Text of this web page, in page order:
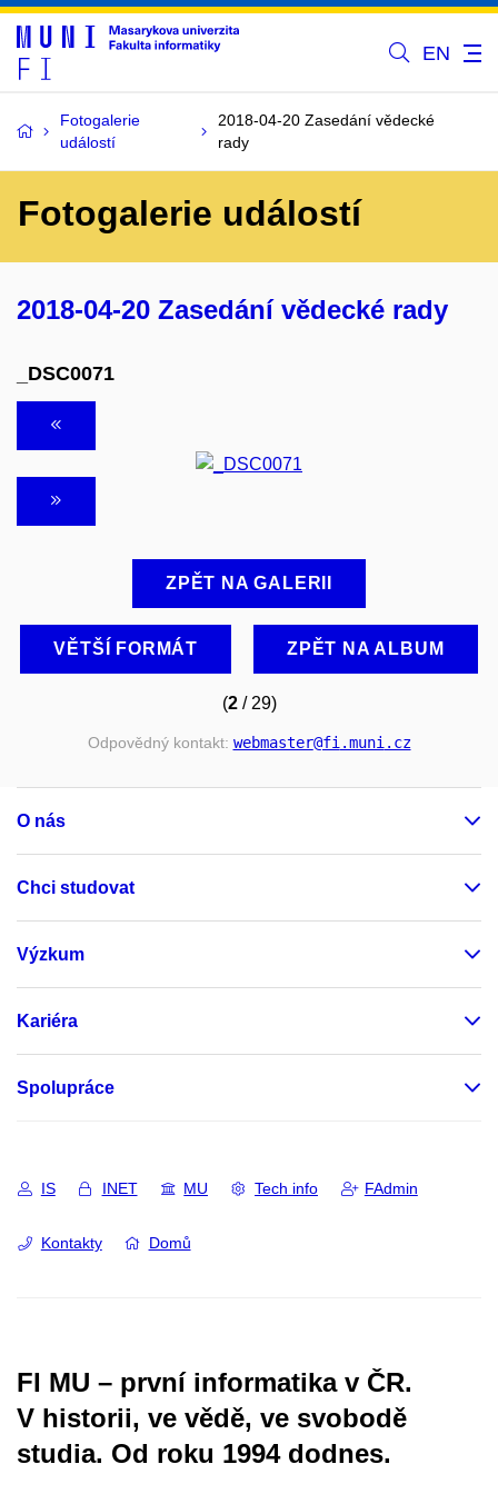
EN
Fotogalerie
událostí
2018-04-20 Zasedání vědecké
rady
Fotogalerie událostí
2018-04-20 Zasedání vědecké rady
_DSC0071
ZPĚT NA GALERII
VĚTŠÍ FORMÁT ZPĚT NA ALBUM
(2/ 29)
Odpovědný kontakt: webmaster@fi.muni.cz
O nás
Chci studovat
Výzkum
Kariéra
Spolupráce
IS INET MU Tech info FAdmin
Kontakty Domů
FI MU – první informatika v ČR.
V historii, ve vědě, ve svobodě
studia. Od roku 1994 dodnes.